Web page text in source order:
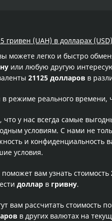
гривен (UAH) в долларах
можете легко и быстро
или любую другую
21125 долларов в
в режиме реального
у нас всегда самые
условиям. С нами не
и
условия.
вам узнать стоимость
доллар в гривну.
вам рассчитать стоимость
в других валютах на